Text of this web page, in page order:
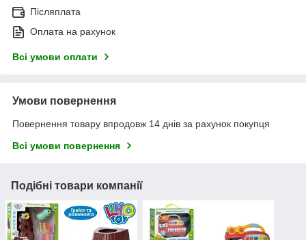
Післяплата
Оплата на рахунок
Всі умови оплати
Умови повернення
Повернення товару впродовж 14 днів за рахунок покупця
Всі умови повернення
Подібні товари компанії